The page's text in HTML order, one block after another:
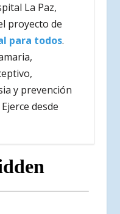
La Paz,
proyecto de
para todos.
y prevención
desde